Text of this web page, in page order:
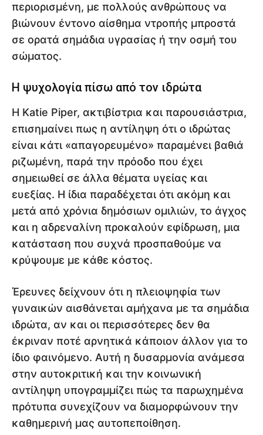
περιορισμένη, με πολλούς ανθρώπους να
βιώνουν έντονο αίσθημα ντροπής μπροστά
σε ορατά σημάδια υγρασίας ή την οσμή του
σώματος.
Η ψυχολογία πίσω από τον ιδρώτα
Η Katie Piper, ακτιβίστρια και παρουσιάστρια,
επισημαίνει πως η αντίληψη ότι ο ιδρώτας
είναι κάτι «απαγορευμένο» παραμένει βαθιά
ριζωμένη, παρά την πρόοδο που έχει
σημειωθεί σε άλλα θέματα υγείας και
ευεξίας. Η ίδια παραδέχεται ότι ακόμη και
μετά από χρόνια δημόσιων ομιλιών, το άγχος
και η αδρεναλίνη προκαλούν εφίδρωση, μια
κατάσταση που συχνά προσπαθούμε να
κρύψουμε με κάθε κόστος.
Έρευνες δείχνουν ότι η πλειοψηφία των
γυναικών αισθάνεται αμήχανα με τα σημάδια
ιδρώτα, αν και οι περισσότερες δεν θα
έκριναν ποτέ αρνητικά κάποιον άλλον για το
ίδιο φαινόμενο. Αυτή η δυσαρμονία ανάμεσα
στην αυτοκριτική και την κοινωνική
αντίληψη υπογραμμίζει πώς τα παρωχημένα
πρότυπα συνεχίζουν να διαμορφώνουν την
καθημερινή μας αυτοπεποίθηση.